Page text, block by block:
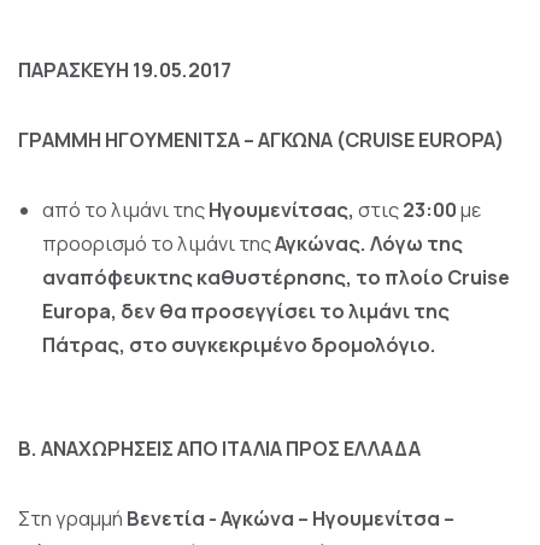
ΠΑΡΑΣΚΕΥΗ 19.05.2017
ΓΡΑΜΜΗ ΗΓΟΥΜΕΝΙΤΣΑ – ΑΓΚΩΝΑ (CRUISEEUROPA)
από το λιμάνι τηςΗγουμενίτσας, στις23:00με
προορισμό τo λιμάνι τηςΑγκώνας. Λόγω της
αναπόφευκτης καθυστέρησης, το πλοίο Cruise
Europa, δεν θα προσεγγίσει το λιμάνι της
Πάτρας, στο συγκεκριμένο δρομολόγιο.
Β. ΑΝΑΧΩΡΗΣΕΙΣ ΑΠΟ ΙΤΑΛΙΑ ΠΡΟΣ ΕΛΛΑΔΑ
Στη γραμμή Βενετία - Αγκώνα – Ηγουμενίτσα –